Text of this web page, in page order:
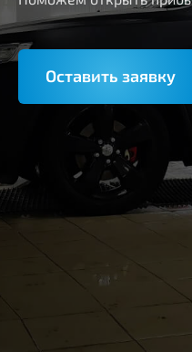
Оставить заявку